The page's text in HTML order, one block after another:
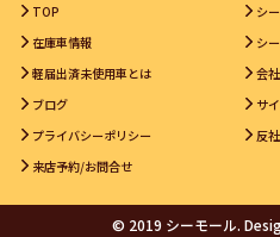
TOP
シ
在庫車情報
シ
軽届出済未使用車とは
会
ブログ
サ
プライバシーポリシー
反
来店予約/お問合せ
© 2019 シーモール.